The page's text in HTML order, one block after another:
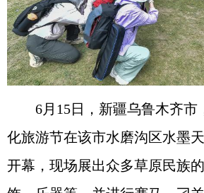
6月15日，新疆乌鲁木齐市
化旅游节在该市水磨沟区水墨
开幕，现场展出众多草原民族